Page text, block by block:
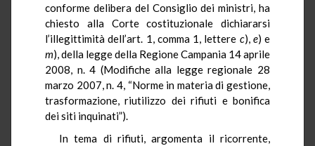
conforme delibera del Consiglio dei ministri, ha
chiesto alla Corte costituzionale dichiararsi
l’illegittimità dell’art. 1, comma 1, lettere c), e) e
m), della legge della Regione Campania 14 aprile
2008, n. 4 (Modifiche alla legge regionale 28
marzo 2007, n. 4, “Norme in materia di gestione,
trasformazione, riutilizzo dei rifiuti e bonifica
dei siti inquinati”).
In tema di rifiuti, argomenta il ricorrente,